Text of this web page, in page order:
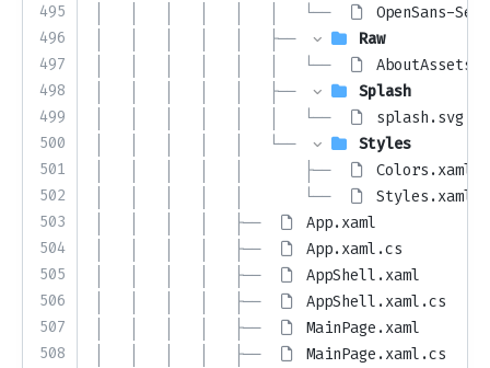
495
496
497
498
499
500
501
502
503
504
505
506
507
508
│   │   │   │   │   │   └──
OpenSans-
│   │   │   │   │   ├──
Raw
│   │   │   │   │   │   └──
│   │   │   │   │   ├──
Splash
│   │   │   │   │   │   └──
splash.svg
│   │   │   │   │   └──
Styles
│   │   │   │   │       ├──
Colors.xaml
│   │   │   │   │       └──
Styles.xaml
│   │   │   │   ├──
App.xaml
│   │   │   │   ├──
App.xaml.cs
│   │   │   │   ├──
AppShell.xaml
│   │   │   │   ├──
AppShell.xaml.cs
│   │   │   │   ├──
MainPage.xaml
│   │   │   │   ├──
MainPage.xaml.cs